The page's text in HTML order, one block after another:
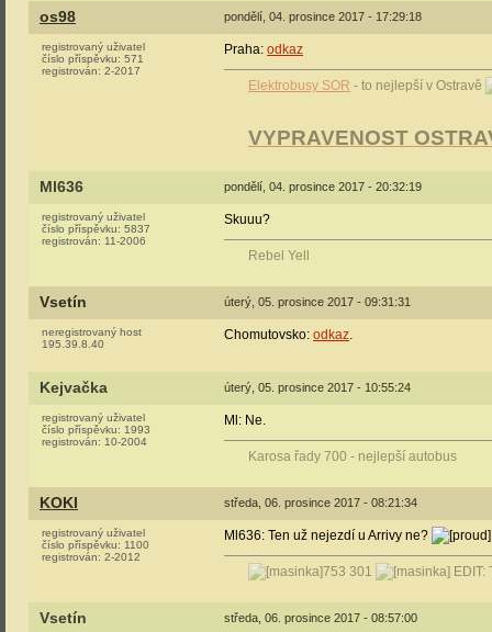
os98 pondělí, 04. prosince 2017 - 17:29:18
registrovaný uživatel
číslo příspěvku: 571
registrován: 2-2017
Praha: odkaz
Elektrobusy SOR - to nejlepší v Ostravě
VYPRAVENOST
Ml636 pondělí, 04. prosince 2017 - 20:32:19
registrovaný uživatel
číslo příspěvku: 5837
registrován: 11-2006
Skuuu?
Rebel Yell
Vsetín úterý, 05. prosince 2017 - 09:31:31
neregistrovaný host
195.39.8.40
Chomutovsko: odkaz.
Kejvačka úterý, 05. prosince 2017 - 10:55:24
registrovaný uživatel
číslo příspěvku: 1993
registrován: 10-2004
Ml: Ne.
Karosa řady 700 - nejlepší autobus
KOKI středa, 06. prosince 2017 - 08:21:34
registrovaný uživatel
číslo příspěvku: 1100
registrován: 2-2012
Ml636: Ten už nejezdí u Arrivy ne?
753 301
Vsetín středa, 06. prosince 2017 - 08:57:00